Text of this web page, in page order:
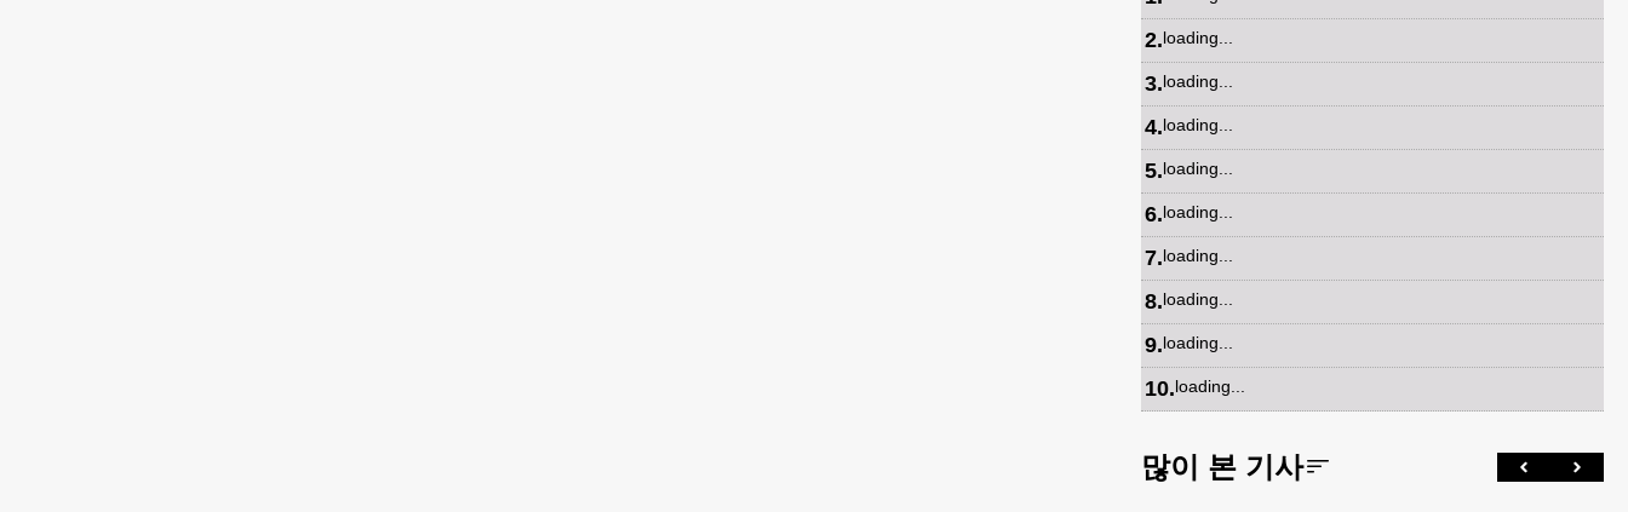
2.loading...
3.loading...
4.loading...
5.loading...
6.loading...
7.loading...
8.loading...
9.loading...
10.loading...
많이 본 기사